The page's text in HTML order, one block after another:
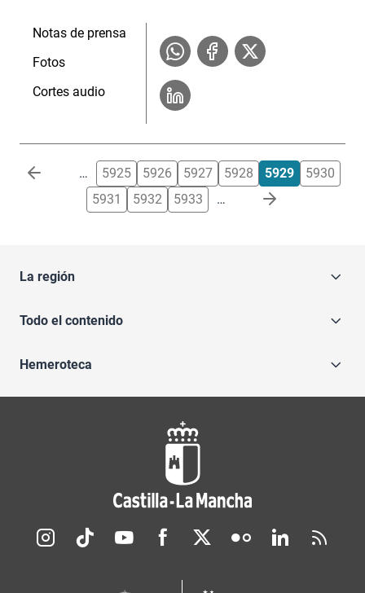
Notas de prensa
Fotos
Cortes audio
Paginación … 5925 5926 5927 5928 5929
5930
5931
5932 5933 …
La región
Todo el contenido
Hemeroteca
Redes sociales JCCM